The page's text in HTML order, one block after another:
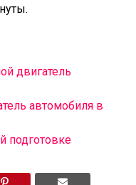
двигатель
автомобиля в
подготовке